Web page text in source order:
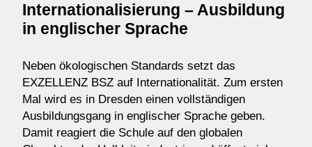
Internationalisierung – Ausbildung
in englischer Sprache
Neben ökologischen Standards setzt das
EXZELLENZ BSZ auf Internationalität. Zum ersten
Mal wird es in Dresden einen vollständigen
Ausbildungsgang in englischer Sprache geben.
Damit reagiert die Schule auf den globalen